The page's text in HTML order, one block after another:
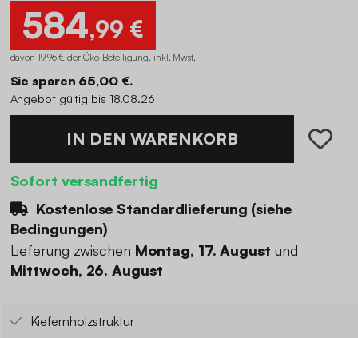
584,99 €
davon 19,96 € der Öko-Beteiligung. inkl. Mwst.
Sie sparen 65,00 €.
Angebot gültig bis 18.08.26
IN DEN WARENKORB
Sofort versandfertig
Kostenlose Standardlieferung (siehe
Bedingungen)
Lieferung zwischen Montag, 17. August und
Mittwoch, 26. August
Kiefernholzstruktur